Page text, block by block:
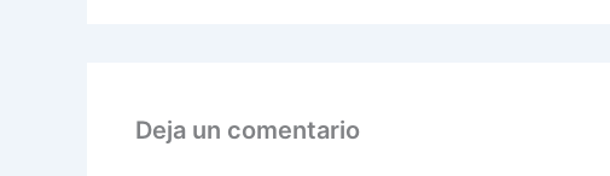
Deja un comentario